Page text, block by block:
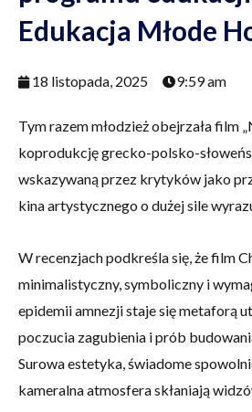
Edukacja Młode
18 listopada, 2025 9:59 am
Tym razem młodzież obejrzała film
koprodukcję grecko-polsko-
wskazywaną przez krytyków jako
kina artystycznego o dużej sile
W recenzjach podkreśla się, że film
minimalistyczny, symboliczny i
epidemii amnezji staje się metaforą
poczucia zagubienia i prób
Surowa estetyka, świadome
kameralna atmosfera skłaniają